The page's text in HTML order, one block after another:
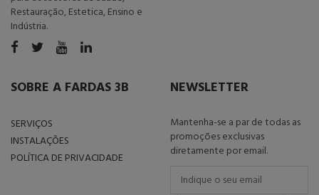
Restauração, Estetica, Ensino e
Indústria.
SOBRE A FARDAS 3B
SERVIÇOS
INSTALAÇÕES
POLÍTICA DE PRIVACIDADE
NEWSLETTER
Mantenha-se a par de todas as
promoções exclusivas
diretamente por email.